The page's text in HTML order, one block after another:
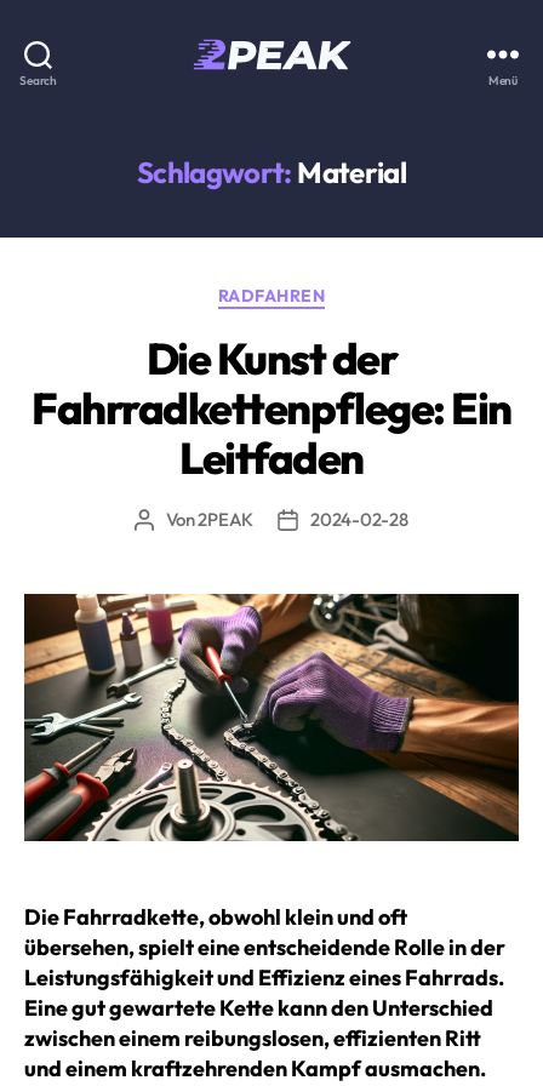
Search Menü
Schlagwort: Material
Kategorien
RADFAHREN
Die Kunst der
Fahrradkettenpflege: Ein
Leitfaden
Beitragsautor
Von2PEAK Beitragsdatum
2024-02-28
Die Fahrradkette, obwohl klein und oft
übersehen, spielt eine entscheidende Rolle in der
Leistungsfähigkeit und Effizienz eines Fahrrads.
Eine gut gewartete Kette kann den Unterschied
zwischen einem reibungslosen, effizienten Ritt
und einem kraftzehrenden Kampf ausmachen.